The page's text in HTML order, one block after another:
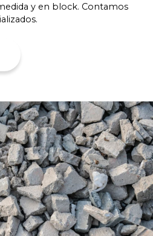
y en block. Contamos